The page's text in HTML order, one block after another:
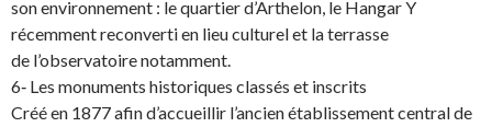
son environnement : le quartier d’Arthelon, le Hangar Y
récemment reconverti en lieu culturel et la terrasse
de l’observatoire notamment.
6‐ Les monuments historiques classés et inscrits
Créé en 1877 afin d’accueillir l’ancien établissement central de